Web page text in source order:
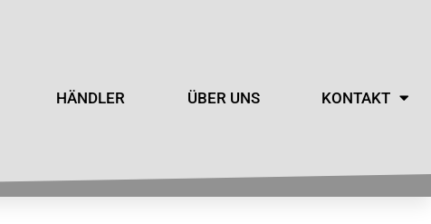
HÄNDLER ÜBER UNS KONTAKT